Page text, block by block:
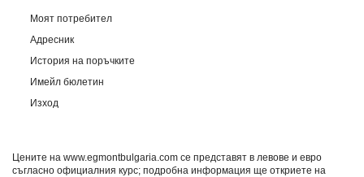
Моят потребител
Адресник
История на поръчките
Имейл бюлетин
Изход
Цените на www.egmontbulgaria.com се представят в левове и евро
съгласно официалния курс; подробна информация ще откриете на